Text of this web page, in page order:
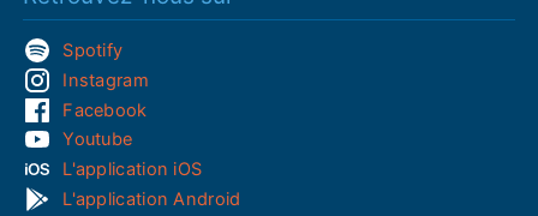
Spotify
Instagram
Facebook
Youtube
L'application iOS
L'application Android